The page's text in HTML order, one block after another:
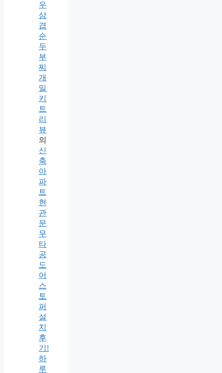
우
삼
겹
순
두
부
찌
개
밀
키
트
리
뷰
의
신
축
아
파
트
현
관
문
무
타
공
도
어
스
토
퍼
설
치
후
기!
하
루